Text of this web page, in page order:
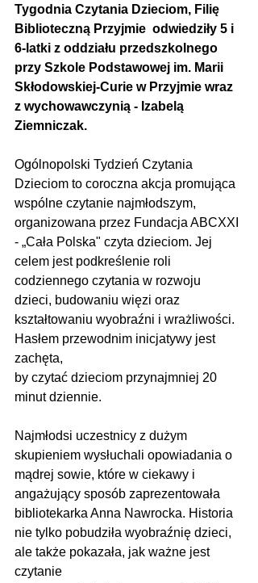
Tygodnia Czytania Dzieciom, Filię
Biblioteczną Przyjmie  odwiedziły 5 i
6-latki z oddziału przedszkolnego
przy Szkole Podstawowej im. Marii
Skłodowskiej-Curie w Przyjmie wraz
z wychowawczynią - Izabelą
Ziemniczak.
Ogólnopolski Tydzień Czytania
Dzieciom to coroczna akcja promująca
wspólne czytanie najmłodszym,
organizowana przez Fundacja ABCXXI
- „Cała Polska" czyta dzieciom. Jej
celem jest podkreślenie roli
codziennego czytania w rozwoju
dzieci, budowaniu więzi oraz
kształtowaniu wyobraźni i wrażliwości.
Hasłem przewodnim inicjatywy jest
zachęta,
by czytać dzieciom przynajmniej 20
minut dziennie.
Najmłodsi uczestnicy z dużym
skupieniem wysłuchali opowiadania o
mądrej sowie, które w ciekawy i
angażujący sposób zaprezentowała
bibliotekarka Anna Nawrocka. Historia
nie tylko pobudziła wyobraźnię dzieci,
ale także pokazała, jak ważne jest
czytanie